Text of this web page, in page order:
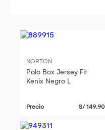
NORTON
Polo Box Jersey Fit
Kenix Negro L
Precio S/ 149.90